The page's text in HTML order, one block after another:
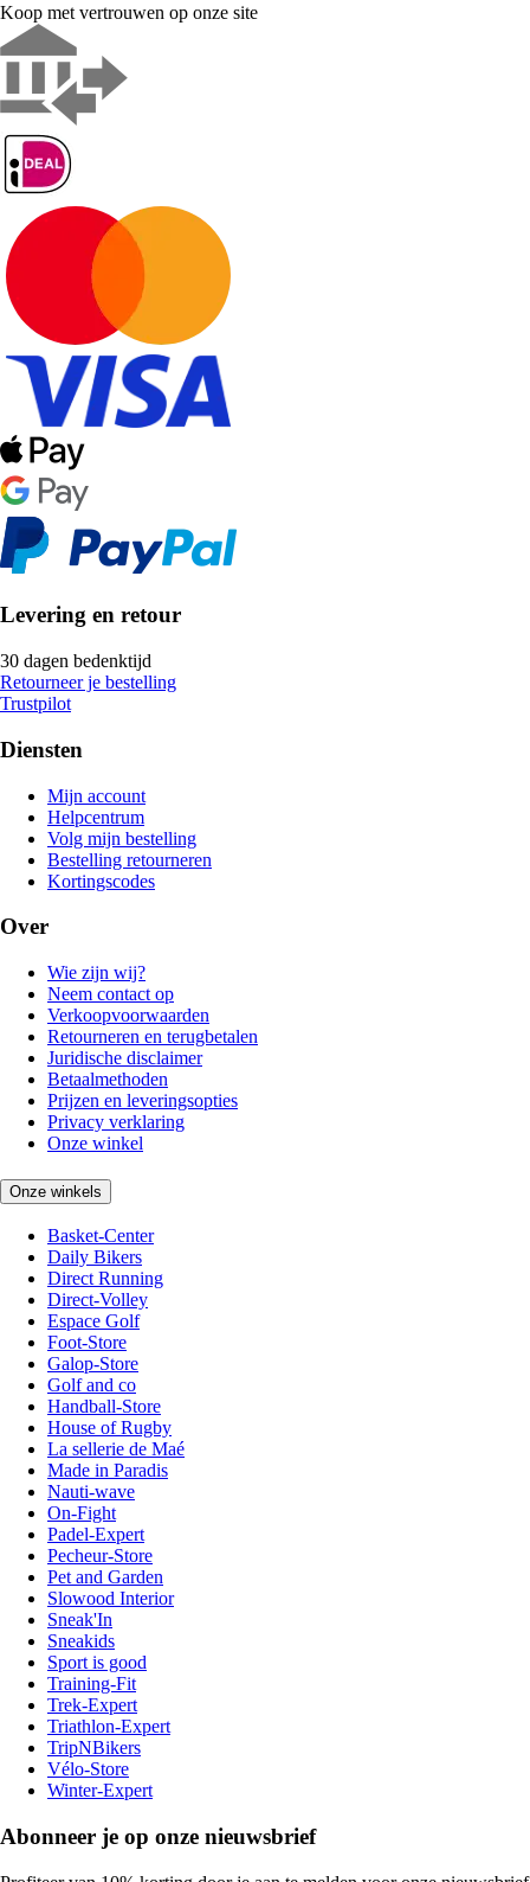
Koop met vertrouwen op onze site
Levering en retour
30 dagen bedenktijd
Retourneer je bestelling
Trustpilot
Diensten
Mijn account
Helpcentrum
Volg mijn bestelling
Bestelling retourneren
Kortingscodes
Over
Wie zijn wij?
Neem contact op
Verkoopvoorwaarden
Retourneren en terugbetalen
Juridische disclaimer
Betaalmethoden
Prijzen en leveringsopties
Privacy verklaring
Onze winkel
Onze winkels
Basket-Center
Daily Bikers
Direct Running
Direct-Volley
Espace Golf
Foot-Store
Galop-Store
Golf and co
Handball-Store
House of Rugby
La sellerie de Maé
Made in Paradis
Nauti-wave
On-Fight
Padel-Expert
Pecheur-Store
Pet and Garden
Slowood Interior
Sneak'In
Sneakids
Sport is good
Training-Fit
Trek-Expert
Triathlon-Expert
TripNBikers
Vélo-Store
Winter-Expert
Abonneer je op onze nieuwsbrief